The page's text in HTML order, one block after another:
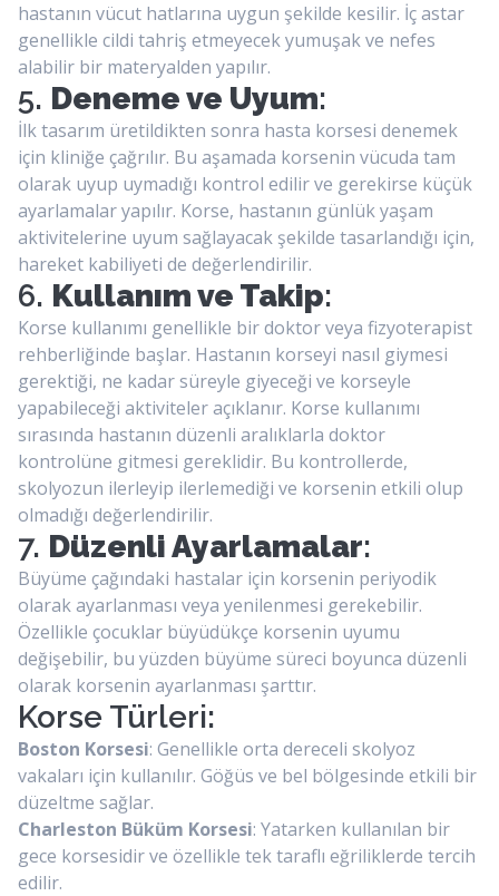
hastanın vücut hatlarına uygun şekilde kesilir. İç astar
genellikle cildi tahriş etmeyecek yumuşak ve nefes
alabilir bir materyalden yapılır.
5. Deneme ve Uyum:
İlk tasarım üretildikten sonra hasta korsesi denemek
için kliniğe çağrılır. Bu aşamada korsenin vücuda tam
olarak uyup uymadığı kontrol edilir ve gerekirse küçük
ayarlamalar yapılır. Korse, hastanın günlük yaşam
aktivitelerine uyum sağlayacak şekilde tasarlandığı için,
hareket kabiliyeti de değerlendirilir.
6. Kullanım ve Takip:
Korse kullanımı genellikle bir doktor veya fizyoterapist
rehberliğinde başlar. Hastanın korseyi nasıl giymesi
gerektiği, ne kadar süreyle giyeceği ve korseyle
yapabileceği aktiviteler açıklanır. Korse kullanımı
sırasında hastanın düzenli aralıklarla doktor
kontrolüne gitmesi gereklidir. Bu kontrollerde,
skolyozun ilerleyip ilerlemediği ve korsenin etkili olup
olmadığı değerlendirilir.
7. Düzenli Ayarlamalar:
Büyüme çağındaki hastalar için korsenin periyodik
olarak ayarlanması veya yenilenmesi gerekebilir.
Özellikle çocuklar büyüdükçe korsenin uyumu
değişebilir, bu yüzden büyüme süreci boyunca düzenli
olarak korsenin ayarlanması şarttır.
Korse Türleri:
Boston Korsesi: Genellikle orta dereceli skolyoz
vakaları için kullanılır. Göğüs ve bel bölgesinde etkili bir
düzeltme sağlar.
Charleston Büküm Korsesi: Yatarken kullanılan bir
gece korsesidir ve özellikle tek taraflı eğriliklerde tercih
edilir.